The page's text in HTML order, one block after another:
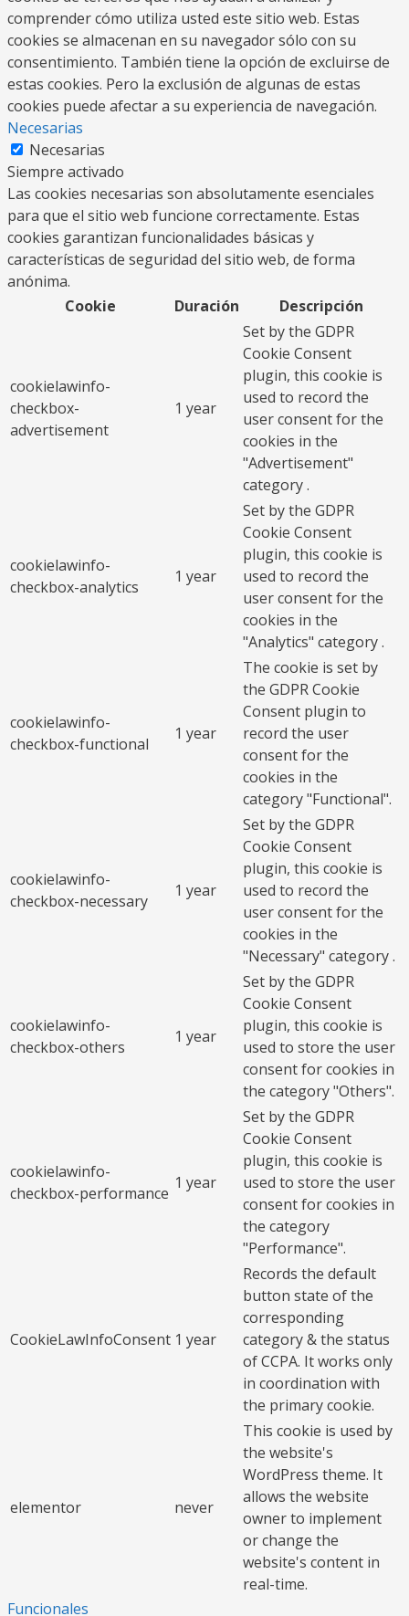
comprender cómo utiliza usted este sitio web. Estas
cookies se almacenan en su navegador sólo con su
consentimiento. También tiene la opción de excluirse de
estas cookies. Pero la exclusión de algunas de estas
cookies puede afectar a su experiencia de navegación.
Necesarias
Necesarias
Siempre activado
Las cookies necesarias son absolutamente esenciales
para que el sitio web funcione correctamente. Estas
cookies garantizan funcionalidades básicas y
características de seguridad del sitio web, de forma
anónima.
Cookie
Duración Descripción
cookielawinfo-
checkbox-
advertisement
1 year
Set by the GDPR
Cookie Consent
plugin, this cookie is
used to record the
user consent for the
cookies in the
"Advertisement"
category .
cookielawinfo-
checkbox-analytics
1 year
Set by the GDPR
Cookie Consent
plugin, this cookie is
used to record the
user consent for the
cookies in the
"Analytics" category .
cookielawinfo-
checkbox-functional
1 year
The cookie is set by
the GDPR Cookie
Consent plugin to
record the user
consent for the
cookies in the
category "Functional".
cookielawinfo-
checkbox-necessary
1 year
Set by the GDPR
Cookie Consent
plugin, this cookie is
used to record the
user consent for the
cookies in the
"Necessary" category .
cookielawinfo-
checkbox-others
1 year
Set by the GDPR
Cookie Consent
plugin, this cookie is
used to store the user
consent for cookies in
the category "Others".
cookielawinfo-
checkbox-performance
1 year
Set by the GDPR
Cookie Consent
plugin, this cookie is
used to store the user
consent for cookies in
the category
"Performance".
CookieLawInfoConsent 1 year
Records the default
button state of the
corresponding
category & the status
of CCPA. It works only
in coordination with
the primary cookie.
elementor never
This cookie is used by
the website's
WordPress theme. It
allows the website
owner to implement
or change the
website's content in
real-time.
Funcionales